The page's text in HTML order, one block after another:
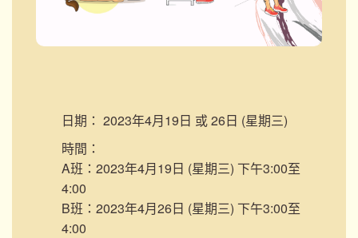
日期： 2023年4月19日 或 26日 (星期三)
時間：
A班：2023年4月19日 (星期三) 下午3:00至
4:00
B班：2023年4月26日 (星期三) 下午3:00至
4:00